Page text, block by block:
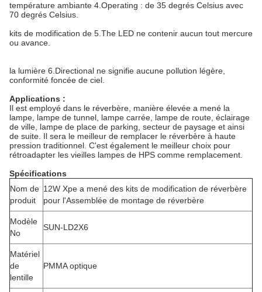
température ambiante 4.Operating : de 35 degrés Celsius avec
70 degrés Celsius.
kits de modification de 5.The LED ne contenir aucun tout mercure
ou avance.
la lumière 6.Directional ne signifie aucune pollution légère,
conformité foncée de ciel.
Applications :
Il est employé dans le réverbère, manière élevée a mené la
lampe, lampe de tunnel, lampe carrée, lampe de route, éclairage
de ville, lampe de place de parking, secteur de paysage et ainsi
de suite. Il sera le meilleur de remplacer le réverbère à haute
pression traditionnel. C'est également le meilleur choix pour
rétroadapter les vieilles lampes de HPS comme remplacement.
Spécifications
Nom de
produit
12W Xpe a mené des kits de modification de réverbère
pour l'Assemblée de montage de réverbère
Modèle
No
SUN-LD2X6
Matériel
de
lentille
PMMA optique